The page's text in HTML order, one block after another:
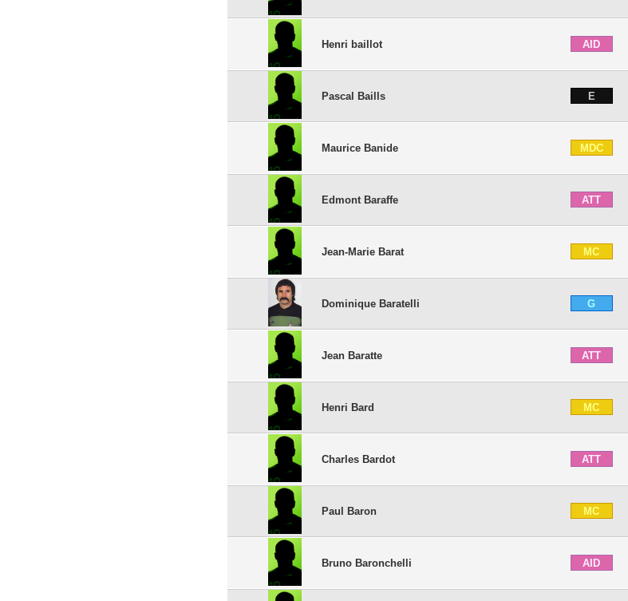
Henri baillot AID
Pascal Baills E
Maurice Banide MDC
Edmont Baraffe ATT
Jean-Marie Barat MC
Dominique Baratelli G
Jean Baratte ATT
Henri Bard MC
Charles Bardot ATT
Paul Baron MC
Bruno Baronchelli AID